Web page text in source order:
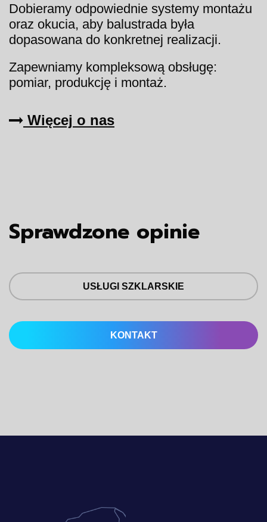
Dobieramy odpowiednie systemy montażu
oraz okucia, aby balustrada była
dopasowana do konkretnej realizacji.
Zapewniamy kompleksową obsługę:
pomiar, produkcję i montaż.
Więcej o nas
Sprawdzone opinie
USŁUGI SZKLARSKIE
KONTAKT